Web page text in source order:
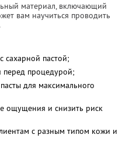
материал, включающий
вам научиться проводить
сахарной пастой;
перед процедурой;
для максимального
ощущения и снизить риск
с разным типом кожи и